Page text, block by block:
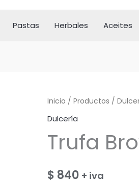
Pastas Herbales Aceites
Inicio /Productos /
Dulcería
Trufa
$ 840 + iva